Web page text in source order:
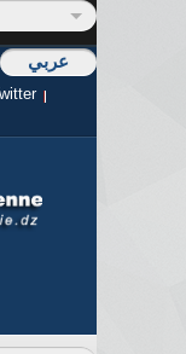
عربي